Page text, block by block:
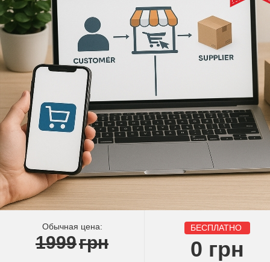
Обычная цена:
1999грн
БЕСПЛАТНО
0 грн